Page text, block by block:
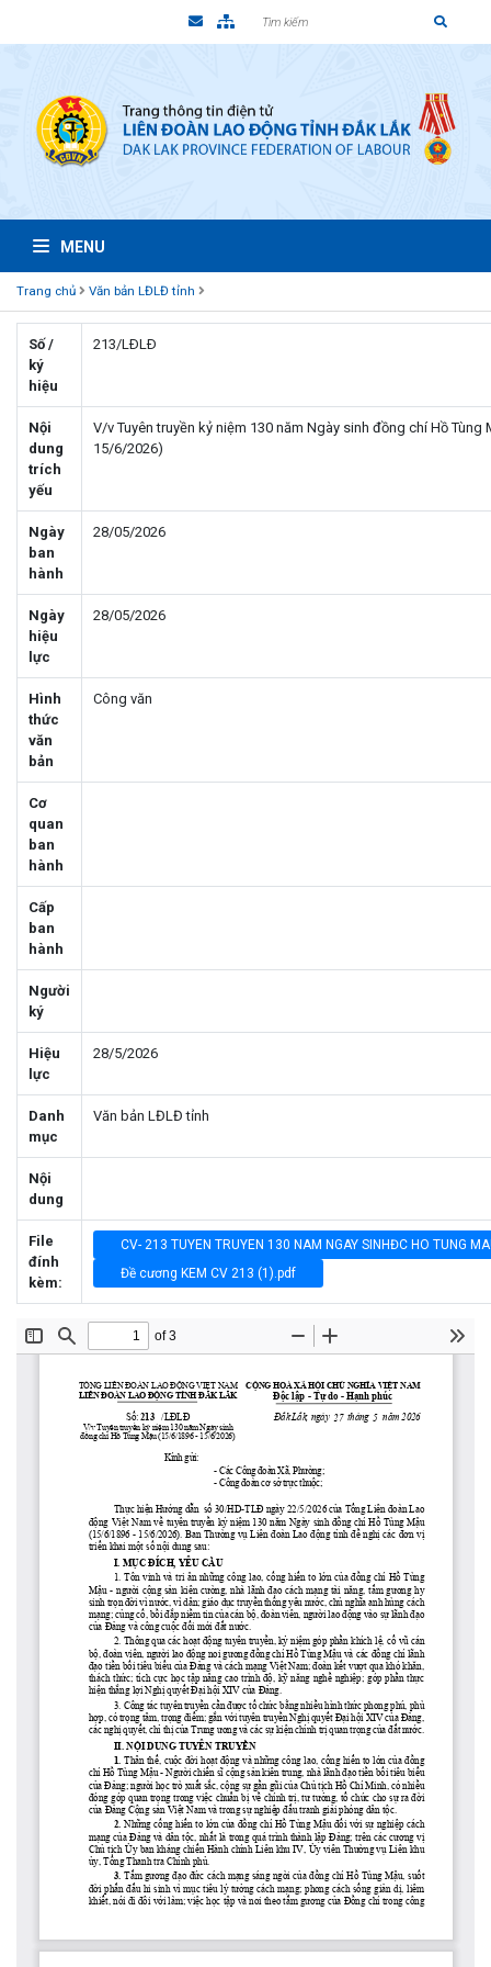
MENU
Trang chủ Văn bản LĐLĐ tỉnh
Số /
ký
hiệu
213/LÐLÐ
Nội
dung
trích
yếu
V/v Tuyên truyền kỷ niệm 130 năm Ngày sinh đồng chí Hồ Tùng
15/6/2026)
Ngày
ban
hành
28/05/2026
Ngày
hiệu
lực
28/05/2026
Hình
thức
văn
bản
Công văn
Cơ
quan
ban
hành
Cấp
ban
hành
Người
ký
Hiệu
lực
28/5/2026
Danh
mục
Văn bản LĐLĐ tỉnh
Nội
dung
File
đính
kèm:
CV- 213 TUYEN TRUYEN 130 NAM NGAY SINHĐC HO TUNG
Đề cương KEM CV 213 (1).pdf